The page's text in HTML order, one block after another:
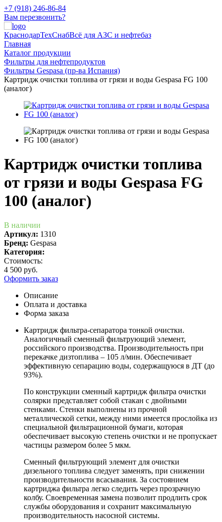
+7 (918) 246-86-84
Вам перезвонить?
КраснодарТехСнабВсё для АЗС и нефтебаз
Главная
Каталог продукции
Фильтры для нефтепродуктов
Фильтры Gespasa (пр-ва Испания)
Картридж очистки топлива от грязи и воды Gespasa FG 100
(аналог)
Картридж очистки топлива
от грязи и воды Gespasa FG
100 (аналог)
В наличии
Артикул: 1310
Бренд: Gespasa
Категория:
Стоимость:
4 500 руб.
Оформить заказ
Описание
Оплата и доставка
Форма заказа
Картридж фильтра-сепаратора тонкой очистки.
Аналогичный сменный фильтрующий элемент,
российского производства. Производительность при
перекачке дизтоплива – 105 л/мин. Обеспечивает
эффективную сепарацию воды, содержащуюся в ДТ (до
93%).
По конструкции сменный картридж фильтра очистки
солярки представляет собой стакан с двойными
стенками. Стенки выполнены из прочной
металлической сетки, между ними имеется прослойка из
специальной фильтрационной бумаги, которая
обеспечивает высокую степень очистки и не пропускает
частицы размером более 5 мкм.
Сменный фильтрующий элемент для очистки
дизельного топлива следует заменять, при снижении
производительности всасывания. За состоянием
картриджа фильтра легко следить через прозрачную
колбу. Своевременная замена позволит продлить срок
службы оборудования и сохранит максимальную
производительность насосной системы.